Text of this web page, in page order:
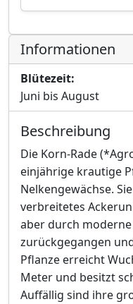
Informationen
Blütezeit:
Juni bis August
Beschreibung
Die Korn-Rade
einjährige krautige
Nelkengewächse.
verbreitetes
aber durch
zurückgegangen
Pflanze erreicht
Meter und besitzt
Auffällig sind ihre